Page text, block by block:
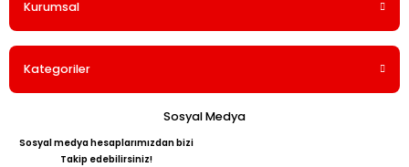
Kurumsal
Kategoriler
Sosyal Medya
Sosyal medya hesaplarımızdan bizi
Takip edebilirsiniz!